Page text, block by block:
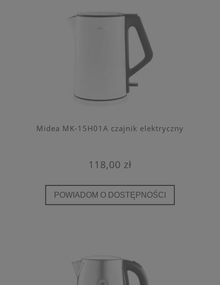
Midea MK-15H01A czajnik elektryczny
118,00 zł
POWIADOM O DOSTĘPNOŚCI